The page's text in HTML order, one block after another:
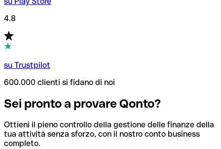
4.8
su Trustpilot
600.000 clienti si fidano di noi
Sei pronto a provare Qonto?
Ottieni il pieno controllo della gestione delle finanze della
tua attività senza sforzo, con il nostro conto business
completo.